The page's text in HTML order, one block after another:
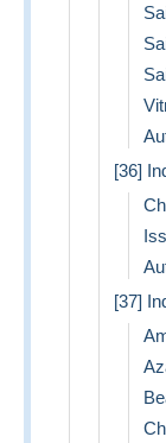
[36]
[37]